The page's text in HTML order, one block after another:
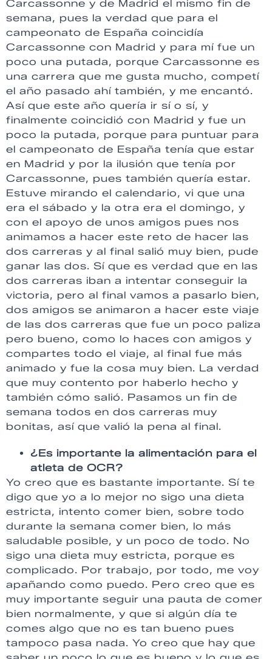
Carcassonne y de Madrid el mismo fin de
semana, pues la verdad que para el
campeonato de España coincidía
Carcassonne con Madrid y para mí fue un
poco una putada, porque Carcassonne es
una carrera que me gusta mucho, competí
el año pasado ahí también, y me encantó.
Así que este año quería ir sí o sí, y
finalmente coincidió con Madrid y fue un
poco la putada, porque para puntuar para
el campeonato de España tenía que estar
en Madrid y por la ilusión que tenía por
Carcassonne, pues también quería estar.
Estuve mirando el calendario, vi que una
era el sábado y la otra era el domingo, y
con el apoyo de unos amigos pues nos
animamos a hacer este reto de hacer las
dos carreras y al final salió muy bien, pude
ganar las dos. Sí que es verdad que en las
dos carreras iban a intentar conseguir la
victoria, pero al final vamos a pasarlo bien,
dos amigos se animaron a hacer este viaje
de las dos carreras que fue un poco paliza
pero bueno, como lo haces con amigos y
compartes todo el viaje, al final fue más
animado y fue la cosa muy bien. La verdad
que muy contento por haberlo hecho y
también cómo salió. Pasamos un fin de
semana todos en dos carreras muy
bonitas, así que valió la pena al final.
¿Es importante la alimentación para el
atleta de OCR?
Yo creo que es bastante importante. Sí te
digo que yo a lo mejor no sigo una dieta
estricta, intento comer bien, sobre todo
durante la semana comer bien, lo más
saludable posible, y un poco de todo. No
sigo una dieta muy estricta, porque es
complicado. Por trabajo, por todo, me voy
apañando como puedo. Pero creo que es
muy importante seguir una pauta de comer
bien normalmente, y que si algún día te
comes algo que no es tan bueno pues
tampoco pasa nada. Yo creo que hay que